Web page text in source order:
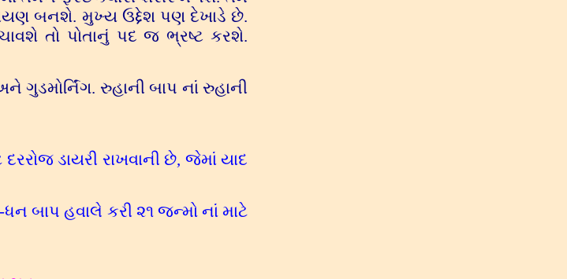
બનશે. મુખ્ય ઉદ્દેશ પણ દેખાડે છે.
તો પોતાનું પદ જ ભ્રષ્ટ કરશે.
ગુડમોર્નિંગ. રુહાની બાપ નાં રુહાની
ડાયરી રાખવાની છે, જેમાં યાદ
બાપ હવાલે કરી ૨૧ જન્મો નાં માટે